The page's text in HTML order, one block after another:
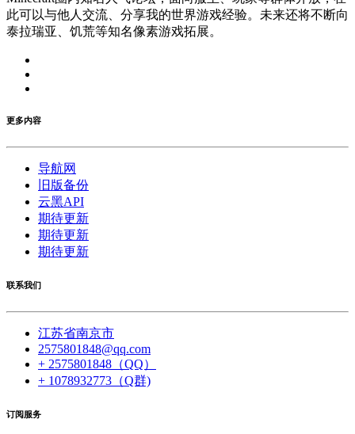
此可以与他人交流、分享我的世界游戏经验。未来还将不断向
泰拉瑞亚、饥荒等知名像素游戏拓展。
更多内容
导航网
旧版备份
云黑API
期待更新
期待更新
期待更新
联系我们
江苏省南京市
2575801848@qq.com
+ 2575801848（QQ）
+ 1078932773（Q群)
订阅服务